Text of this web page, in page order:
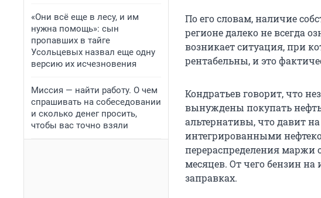
«Они всё еще в лесу, и им
нужна помощь»: сын
пропавших в тайге
Усольцевых назвал еще одну
версию их исчезновения
Миссия — найти работу. О чем
спрашивать на собеседовании
и сколько денег просить,
чтобы вас точно взяли
По его словам, наличие
регионе далеко не всегда
возникает ситуация, при
рентабельны, и это
Кондратьев говорит, что
вынуждены покупать
альтернативы, что давит
интегрированными
перераспределения маржи
месяцев. От чего бензин
заправках.